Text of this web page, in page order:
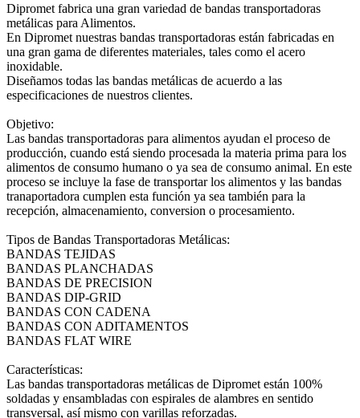
Dipromet fabrica una gran variedad de bandas transportadoras
metálicas para Alimentos.
En Dipromet nuestras bandas transportadoras están fabricadas en
una gran gama de diferentes materiales, tales como el acero
inoxidable.
Diseñamos todas las bandas metálicas de acuerdo a las
especificaciones de nuestros clientes.
Objetivo:
Las bandas transportadoras para alimentos ayudan el proceso de
producción, cuando está siendo procesada la materia prima para los
alimentos de consumo humano o ya sea de consumo animal. En este
proceso se incluye la fase de transportar los alimentos y las bandas
tranaportadora cumplen esta función ya sea también para la
recepción, almacenamiento, conversion o procesamiento.
Tipos de Bandas Transportadoras Metálicas:
BANDAS TEJIDAS
BANDAS PLANCHADAS
BANDAS DE PRECISION
BANDAS DIP-GRID
BANDAS CON CADENA
BANDAS CON ADITAMENTOS
BANDAS FLAT WIRE
Características:
Las bandas transportadoras metálicas de Dipromet están 100%
soldadas y ensambladas con espirales de alambres en sentido
transversal, así mismo con varillas reforzadas.